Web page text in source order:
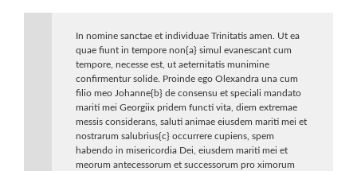
In nomine sanctae et individuae Trinitatis amen. Ut ea
quae fiunt in tempore non{a} simul evanescant cum
tempore, necesse est, ut aeternitatis munimine
confirmentur solide. Proinde ego Olexandra una cum
filio meo Johanne{b} de consensu et speciali mandato
mariti mei Georgiix pridem functi vita, diem extremae
messis considerans, saluti animae eiusdem mariti mei et
nostrarum salubrius{c} occurrere cupiens, spem
habendo in misericordia Dei, eiusdem mariti mei et
meorum antecessorum et successorum pro ximorum